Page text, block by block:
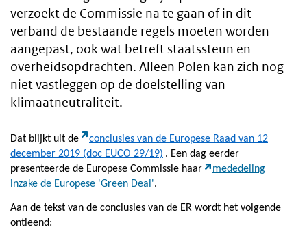
verzoekt de Commissie na te gaan of in dit
verband de bestaande regels moeten worden
aangepast, ook wat betreft staatssteun en
overheidsopdrachten. Alleen Polen kan zich nog
niet vastleggen op de doelstelling van
klimaatneutraliteit.
Dat blijkt uit de
conclusies van de Europese Raad van 12
december 2019 (doc EUCO 29/19) . Een dag eerder
presenteerde de Europese Commissie haar
mededeling
inzake de Europese 'Green Deal'.
Aan de tekst van de conclusies van de ER wordt het volgende
ontleend: